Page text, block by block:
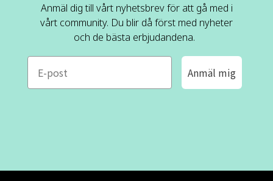
Anmäl dig till vårt nyhetsbrev för att gå med i
vårt community. Du blir då först med nyheter
och de bästa erbjudandena.
e-mail
Anmäl mig